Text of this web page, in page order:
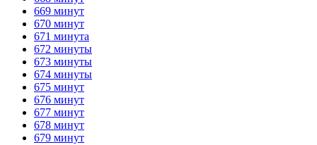
669 минут
670 минут
671 минута
672 минуты
673 минуты
674 минуты
675 минут
676 минут
677 минут
678 минут
679 минут